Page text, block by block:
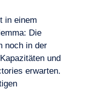
in einem
Die
noch in der
und
erwarten.